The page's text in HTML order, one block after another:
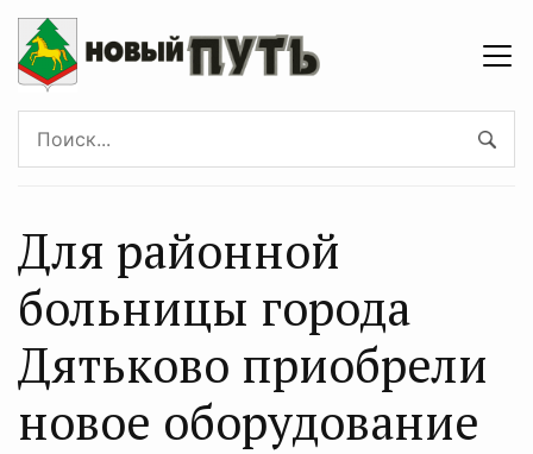
Для районной
больницы города
Дятьково приобрели
новое оборудование